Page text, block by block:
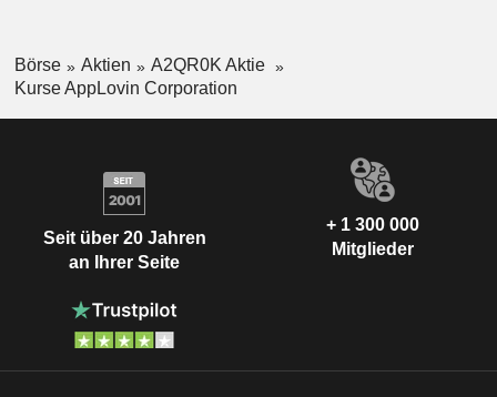
Börse Aktien
A2QR0K Aktie
Kurse AppLovin Corporation
Seit über 20 Jahren
an Ihrer Seite
+ 1 300 000
Mitglieder